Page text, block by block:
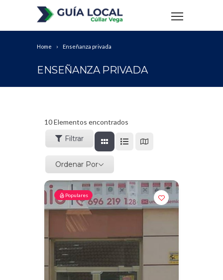
Home Enseñanza privada
ENSEÑANZA PRIVADA
10Elementos encontrados
Filtrar
Ordenar Por
Populares